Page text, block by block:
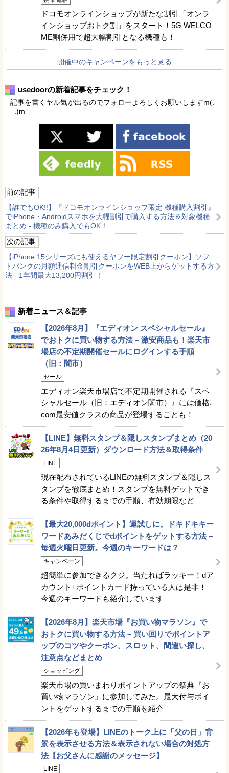
ドコモオンラインショップが新たな割引「オンラ
インショップおトク割」をスタート！5G WELCO
ME割併用で超大幅割引となる機種も！
開催中のキャンペーンをもっと見る
usedoorの新着記事をチェック！
記事を書くヤル気が出るのでフォローよろしくお願いしますm(.
_.)m
前の記事
【誰でもOK!!】『ドコモオンラインショップ限定 機種購入割引』
でiPhone・Androidスマホを大幅割引で購入する方法＆対象機種
まとめ - 機種のみ購入でもOK！
次の記事
【iPhone 15シリーズにも使えるヤフー限定割引クーポン】ソフ
トバンクの月額通信料金割引クーポンをWEB上からゲットする方
法 - 1年間最大13,200円割引！
新着ニュース＆記事
【2026年8月】『エディオン スペシャルセール』
でおトクに買い物する方法 – 激安商品も！楽天市
場店の不定期開催セールにログインする手順
（旧：闇市）
セール
エディオン楽天市場店で不定期開催される『スペ
シャルセール（旧：エディオン闇市）』には価格.
com最安値クラスの商品が登場することも！
【LINE】無料スタンプ＆隠しスタンプまとめ（20
26年8月4日更新）ダウンロード方法＆取得条件
LINE
現在配布されているLINEの無料スタンプ＆隠しス
タンプを徹底まとめ！スタンプを無料ゲットでき
る条件や取得するまでの手順、有効期限など
【最大20,000dポイント】運試しに。ドキドキキー
ワードあみだくじでdポイントをゲットする方法 –
毎週火曜日更新。今週のキーワードは？
キャンペーン
超簡単に参加できるクジ。当たればラッキー！dア
カウント+ポイントカード持っている人は是非！
今週のキーワードも紹介しています
【2026年8月】楽天市場『お買い物マラソン』で
おトクに買い物する方法 – 買い回りでポイントア
ップのコツやクーポン、スロット、間違い探し、
注意点などまとめ
ショッピング
楽天市場の買いまわりポイントアップの祭典『お
買い物マラソン』に参加してみた。最大付与ポイ
ントをゲットするまでの手順を紹介
【2026年も登場】LINEのトーク上に「父の日」背
景を表示させる方法＆表示されない場合の対処方
法【お父さんに感謝のメッセージ】
LINE